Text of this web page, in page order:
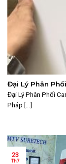
Đại Lý Phân
TPHCM – Giải
Đại Lý Phân Phối
Pháp [...]
23
Th7